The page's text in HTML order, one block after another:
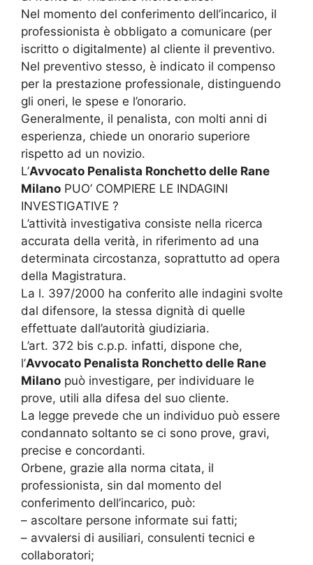
Nel momento del conferimento dell’incarico, il
professionista è obbligato a comunicare (per
iscritto o digitalmente) al cliente il preventivo.
Nel preventivo stesso, è indicato il compenso
per la prestazione professionale, distinguendo
gli oneri, le spese e l’onorario.
Generalmente, il penalista, con molti anni di
esperienza, chiede un onorario superiore
rispetto ad un novizio.
L’Avvocato Penalista Ronchetto delle Rane
Milano PUO’ COMPIERE LE INDAGINI
INVESTIGATIVE ?
L’attività investigativa consiste nella ricerca
accurata della verità, in riferimento ad una
determinata circostanza, soprattutto ad opera
della Magistratura.
La l. 397/2000 ha conferito alle indagini svolte
dal difensore, la stessa dignità di quelle
effettuate dall’autorità giudiziaria.
L’art. 372 bis c.p.p. infatti, dispone che,
l’Avvocato Penalista Ronchetto delle Rane
Milano può investigare, per individuare le
prove, utili alla difesa del suo cliente.
La legge prevede che un individuo può essere
condannato soltanto se ci sono prove, gravi,
precise e concordanti.
Orbene, grazie alla norma citata, il
professionista, sin dal momento del
conferimento dell’incarico, può:
– ascoltare persone informate sui fatti;
– avvalersi di ausiliari, consulenti tecnici e
collaboratori;